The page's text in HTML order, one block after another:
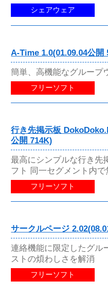
シェアウェア
A-Time 1.0(01.09.04公開
簡単、高機能なグループ
フリーソフト
行き先掲示板
公開 714K)
最高にシンプルな行き先
フト 同一セグメント内
フリーソフト
サークルページ
連絡機能に限定したグル
ストの煩わしさを解消
フリーソフト